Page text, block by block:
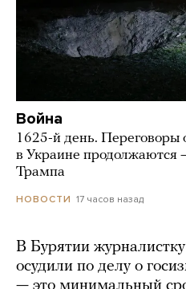
Война
1625-й день. Переговоры
в Украине продолжаются
Трампа
НОВОСТИ 17 часов назад
В Бурятии
осудили по делу о